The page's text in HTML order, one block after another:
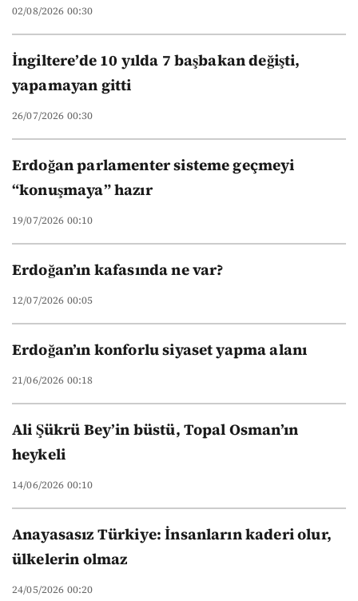
02/08/2026 00:30
İngiltere’de 10 yılda 7 başbakan değişti,
yapamayan gitti
26/07/2026 00:30
Erdoğan parlamenter sisteme geçmeyi
“konuşmaya” hazır
19/07/2026 00:10
Erdoğan’ın kafasında ne var?
12/07/2026 00:05
Erdoğan’ın konforlu siyaset yapma alanı
21/06/2026 00:18
Ali Şükrü Bey’in büstü, Topal Osman’ın
heykeli
14/06/2026 00:10
Anayasasız Türkiye: İnsanların kaderi olur,
ülkelerin olmaz
24/05/2026 00:20